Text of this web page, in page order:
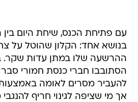
עם פתיחת הכנס, שיחת היום
בנושא אחד: הקלון שהוטל על צחי
ההרשעה שלו במתן עדות שקר.
הסתובבו חברי כנסת חמורי סבר
להעביר מסרים לאומה
אך מי שציפה לגינוי חריף להנגבי